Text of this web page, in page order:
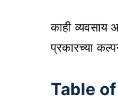
काही व्यवसाय
प्रकारच्या
Table